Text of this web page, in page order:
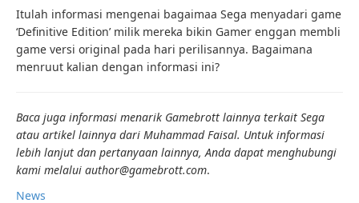
Itulah informasi mengenai bagaimaa Sega menyadari game
‘Definitive Edition’ milik mereka bikin Gamer enggan membli
game versi original pada hari perilisannya. Bagaimana
menruut kalian dengan informasi ini?
Baca juga informasi menarik Gamebrott lainnya terkait Sega
atau artikel lainnya dari Muhammad Faisal. Untuk informasi
lebih lanjut dan pertanyaan lainnya, Anda dapat menghubungi
kami melalui author@gamebrott.com.
News